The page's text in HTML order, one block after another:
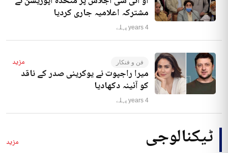
مشترکہ اعلامیہ جاری کردیا
4 years پہلے
فن و فنکار مزید
میرا راجپوت نے یوکرینی صدر کے ناقد
کو آئینہ دکھادیا
4 years پہلے
ٹیکنالوجی مزید